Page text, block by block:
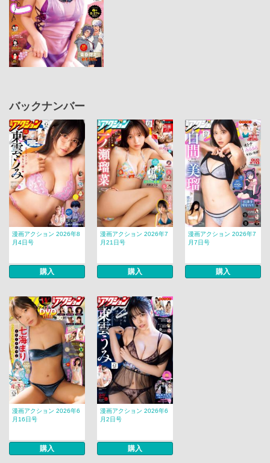
バックナンバー
漫画アクション 2026年8
月4日号
購入
漫画アクション 2026年7
月21日号
購入
漫画アクション 2026年7
月7日号
購入
漫画アクション 2026年6
月16日号
購入
漫画アクション 2026年6
月2日号
購入